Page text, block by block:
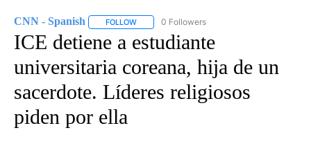
CNN - Spanish FOLLOW FOLLOW "CNN - SPANISH" TO RECEIVE
0 Followers
ICE detiene a estudiante
universitaria coreana, hija de un
sacerdote. Líderes religiosos
piden por ella